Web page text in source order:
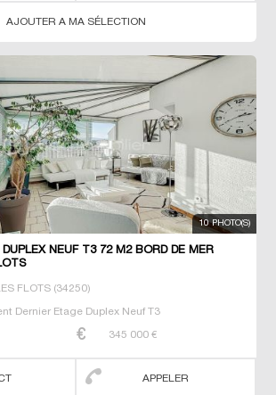
AJOUTER A MA SÉLECTION
10 PHOTO(S)
NEUF T3 72 M2 BORD DE MER
FLOTS(34250)
Dernier Etage Duplex Neuf T3
345 000 €
APPELER